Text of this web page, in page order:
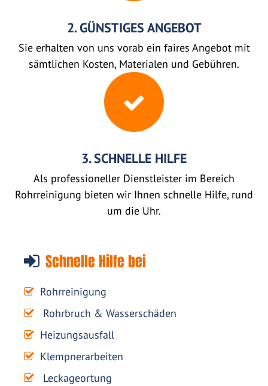
2. GÜNSTIGES ANGEBOT
Sie erhalten von uns vorab ein faires Angebot mit
sämtlichen Kosten, Materialen und Gebühren.
3. SCHNELLE HILFE
Als professioneller Dienstleister im Bereich
Rohrreinigung bieten wir Ihnen schnelle Hilfe, rund
um die Uhr.
Schnelle Hilfe bei
Rohrreinigung
Rohrbruch & Wasserschäden
Heizungsausfall
Klempnerarbeiten
Leckageortung